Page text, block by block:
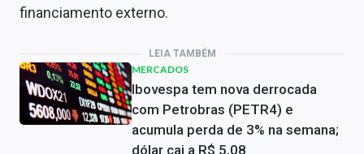
financiamento externo.
LEIA TAMBÉM
MERCADOS
Ibovespa tem nova derrocada
com Petrobras (PETR4) e
acumula perda de 3% na semana;
dólar cai a R$ 5,08